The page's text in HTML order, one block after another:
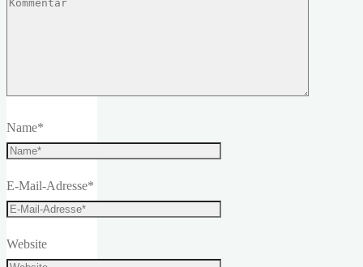
Name*
E-Mail-Adresse*
Website